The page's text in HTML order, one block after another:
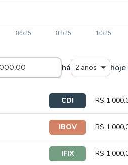
há 2 anos
CDI R$
IBOV R$
IFIX R$